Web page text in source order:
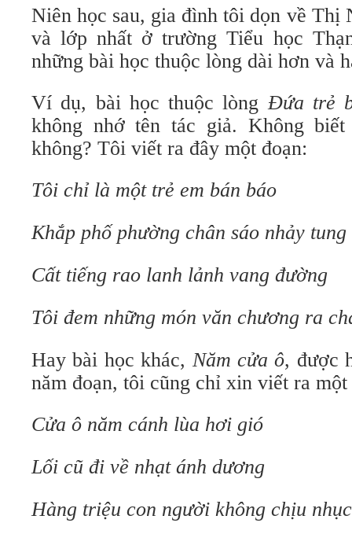
Niên học sau, gia đình tôi dọn về Thị
và lớp nhất ở trường Tiểu học
những bài học thuộc lòng dài hơn và
Ví dụ, bài học thuộc lòngĐứa trẻ
không nhớ tên tác giả. Không
không? Tôi viết ra đây một đoạn:
Tôi chỉ là một trẻ em bán báo
Khắp phố phường chân sáo nhảy tung
Cất tiếng rao lanh lảnh vang đường
Tôi đem những món văn chương ra
Hay bài học khác, Năm cửa ô, được
năm đoạn, tôi cũng chỉ xin viết ra một
Cửa ô năm cánh lùa hơi gió
Lối cũ đi về nhạt ánh dương
Hàng triệu con người không chịu nhục